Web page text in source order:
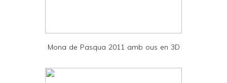
Mona de Pasqua 2011 amb ous en 3D